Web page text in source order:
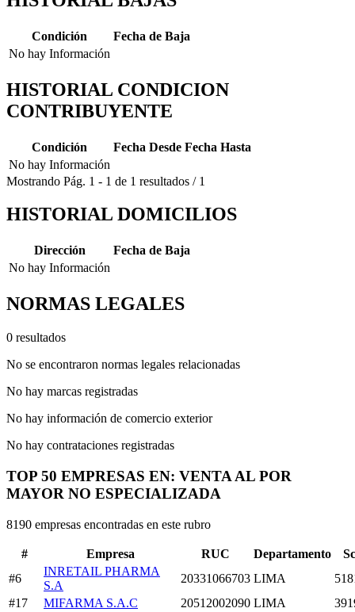
Condición
Fecha de Baja
No hay Información
HISTORIAL CONDICION
CONTRIBUYENTE
Condición Fecha Desde Fecha Hasta
No hay Información
Mostrando Pág. 1 - 1 de 1 resultados / 1
HISTORIAL DOMICILIOS
Dirección
Fecha de Baja
No hay Información
NORMAS LEGALES
0 resultados
No se encontraron normas legales relacionadas
No hay marcas registradas
No hay información de comercio exterior
No hay contrataciones registradas
TOP 50 EMPRESAS EN: VENTA AL POR
MAYOR NO ESPECIALIZADA
8190 empresas encontradas en este rubro
# Empresa RUC Departamento
#6
INRETAIL PHARMA
S.A
20331066703 LIMA
#17
MIFARMA S.A.C 20512002090 LIMA